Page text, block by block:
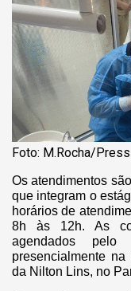
Foto: M.Rocha/
Os atendimentos
que integram o
horários de
8h às 12h.As
agendados pelo
presencialmente
da Nilton Lins, no